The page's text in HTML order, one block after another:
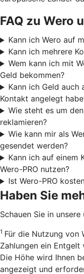
FAQ zu Wero
Kann ich Wero auf
Kann ich mehrere
Wem kann ich mit
Geld bekommen?
Kann ich Geld auch
Kontakt angelegt
Wie steht es um
reklamieren?
Wie kann mir als
gesendet werden?
Kann ich auf einem
Wero-PRO nutzen?
Ist Wero-PRO
Haben Sie
Schauen Sie in
1 Für die Nutzung von
Zahlungen ein
Die Höhe wird Ihnen
angezeigt und